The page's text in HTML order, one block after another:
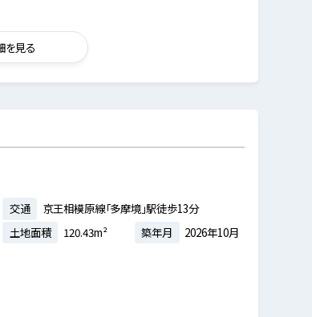
を見る
交通
京王相模原線「多摩境」駅徒歩13分
土地面積 120.43m² 築年月 2026年10月